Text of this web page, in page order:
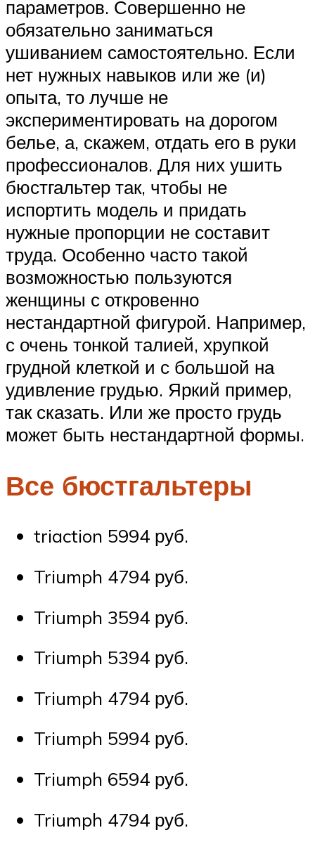
параметров. Совершенно не
обязательно заниматься
ушиванием самостоятельно. Если
нет нужных навыков или же (и)
опыта, то лучше не
экспериментировать на дорогом
белье, а, скажем, отдать его в руки
профессионалов. Для них ушить
бюстгальтер так, чтобы не
испортить модель и придать
нужные пропорции не составит
труда. Особенно часто такой
возможностью пользуются
женщины с откровенно
нестандартной фигурой. Например,
с очень тонкой талией, хрупкой
грудной клеткой и с большой на
удивление грудью. Яркий пример,
так сказать. Или же просто грудь
может быть нестандартной формы.
Все бюстгальтеры
triaction 5994 руб.
Triumph 4794 руб.
Triumph 3594 руб.
Triumph 5394 руб.
Triumph 4794 руб.
Triumph 5994 руб.
Triumph 6594 руб.
Triumph 4794 руб.